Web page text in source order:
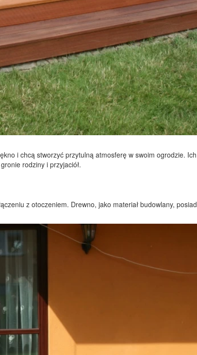
i chcą stworzyć przytulną atmosferę w swoim ogrodzie.
rodziny i przyjaciół.
z otoczeniem. Drewno, jako materiał budowlany,